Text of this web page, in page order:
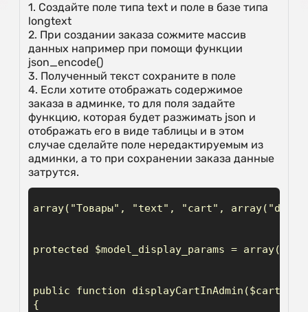
1. Создайте поле типа text и поле в базе типа
longtext
2. При создании заказа сожмите массив
данных например при помощи функции
json_encode()
3. Полученный текст сохраните в поле
4. Если хотите отображать содержимое
заказа в админке, то для поля задайте
функцию, которая будет разжимать json и
отображать его в виде таблицы и в этом
случае сделайте поле нередактируемым из
админки, а то при сохранении заказа данные
затрутся.
array("Товары", "text", "cart",
protected $model_display_params =
public function
{